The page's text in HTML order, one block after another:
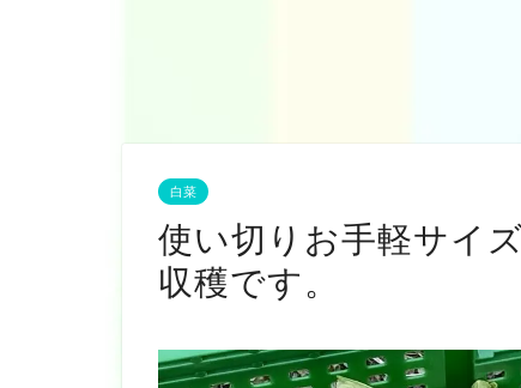
白菜
使い切りお手軽サイ
収穫です。